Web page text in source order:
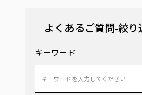
よくあるご質問-絞り
キーワード